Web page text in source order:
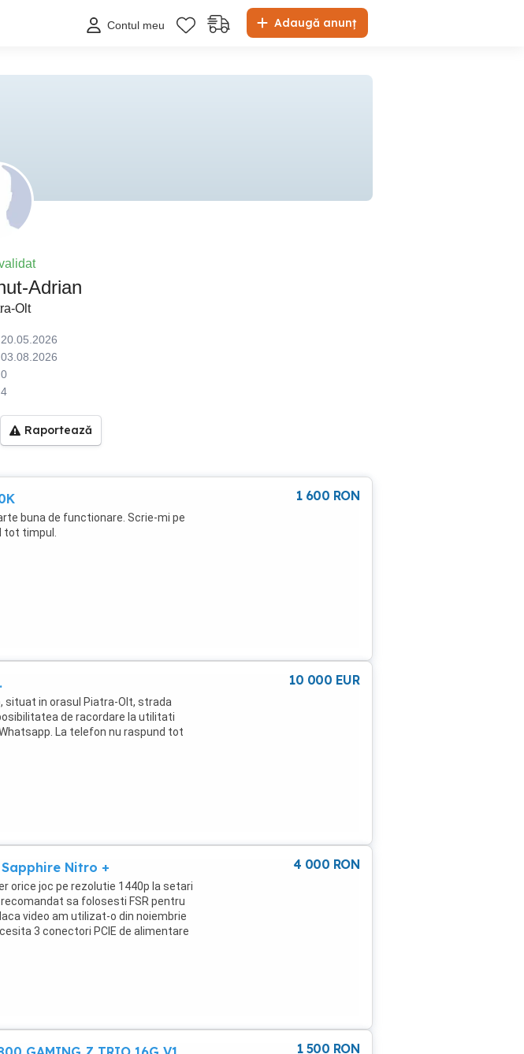
Adaugă anunț
Contul meu
Adrian
Olt
20.05.2026
03.08.2026
0
4
Raportează
buna de functionare. Scrie-mi pe
timpul.
1 600 RON
situat in orasul Piatra-Olt, strada
de racordare la utilitati
La telefon nu raspund tot
10 000 EUR
Nitro +
orice joc pe rezolutie 1440p la setari
sa folosesti FSR pentru
video am utilizat-o din noiembrie
3 conectori PCIE de alimentare
W. Eu recomand sursa de 1000+
nu raspund tot timpul.
4 000 RON
1 500 RON